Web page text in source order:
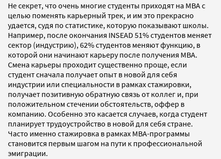
Не секрет, что очень многие студенты приходят на MBA с
целью поменять карьерный трек, и им это прекрасно
удается, судя по статистике, которую показывают школы.
Например, после окончания INSEAD 51% студентов меняет
сектор (индустрию), 62% студентов меняют функцию, в
которой они начинают карьеру после получения MBA.
Смена карьеры проходит существенно проще, если
студент сначала получает опыт в новой для себя
индустрии или специальности в рамках стажировки,
получает позитивную обратную связь от коллег и, при
положительном стечении обстоятельств, оффер в
компанию. Особенно это касается случаев, когда студент
планирует трудоустройство в новой для себя стране.
Часто именно стажировка в рамках MBA-программы
становится первым шагом на пути к профессиональной
эмиграции.